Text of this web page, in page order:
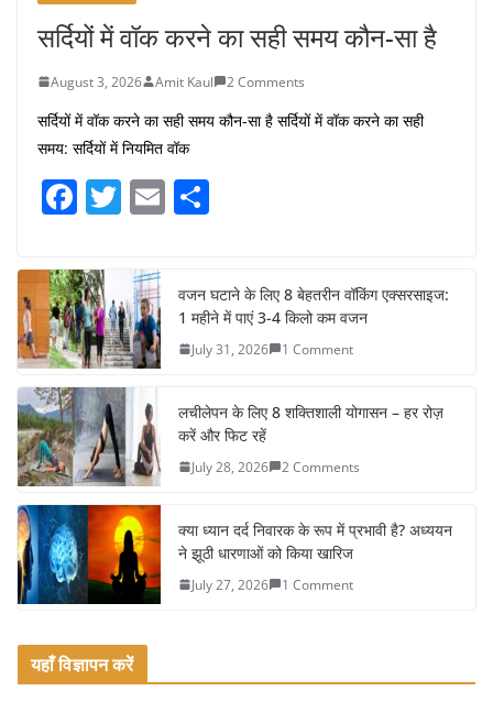
सर्दियों में वॉक करने का सही समय कौन-सा है
August 3, 2026 Amit Kaul 2 Comments
सर्दियों में वॉक करने का सही समय कौन-सा है सर्दियों में वॉक करने का सही
समय: सर्दियों में नियमित वॉक
F
c
e
b
o
o
k
T
itt
er
E
e
वजन घटाने के लिए 8 बेहतरीन वॉकिंग एक्सरसाइज:
1 महीने में पाएं 3-4 किलो कम वजन
July 31, 2026 1 Comment
लचीलेपन के लिए 8 शक्तिशाली योगासन – हर रोज़
करें और फिट रहें
July 28, 2026 2 Comments
क्या ध्यान दर्द निवारक के रूप में प्रभावी है? अध्ययन
ने झूठी धारणाओं को किया खारिज
July 27, 2026 1 Comment
यहाँ विज्ञापन करें